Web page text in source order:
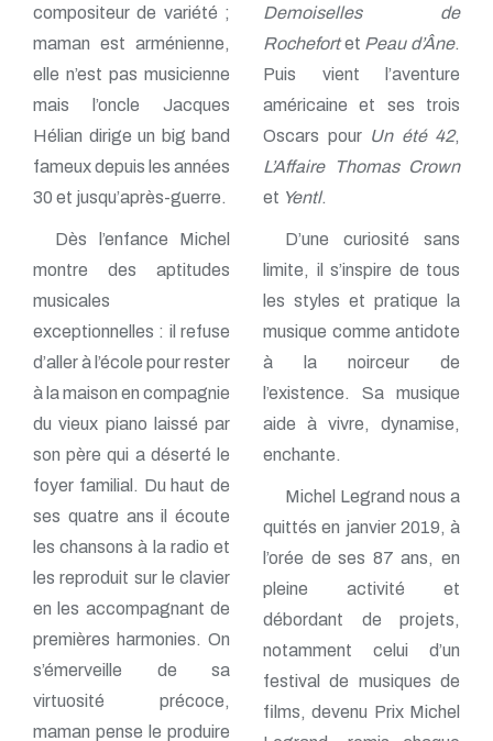
compositeur de variété ;
maman est arménienne,
elle n’est pas musicienne
mais l’oncle Jacques
Hélian dirige un big band
fameux depuis les années
30 et jusqu’après-guerre.
Dès l’enfance Michel
montre des aptitudes
musicales
exceptionnelles : il refuse
d’aller à l’école pour rester
à la maison en compagnie
du vieux piano laissé par
son père qui a déserté le
foyer familial. Du haut de
ses quatre ans il écoute
les chansons à la radio et
les reproduit sur le clavier
en les accompagnant de
premières harmonies. On
s’émerveille de sa
virtuosité précoce,
maman pense le produire
Demoiselles de
Rochefortet Peau d’Âne.
Puis vient l’aventure
américaine et ses trois
Oscars pour Un été 42,
L’Affaire Thomas Crown
et Yentl.
D’une curiosité sans
limite, il s’inspire de tous
les styles et pratique la
musique comme antidote
à la noirceur de
l’existence. Sa musique
aide à vivre, dynamise,
enchante.
Michel Legrand nous a
quittés en janvier 2019, à
l’orée de ses 87 ans, en
pleine activité et
débordant de projets,
notamment celui d’un
festival de musiques de
films, devenu Prix Michel